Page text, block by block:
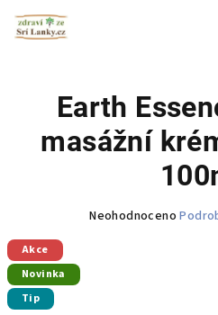
obsah
Earth
masážní
Průměrné
Neohodnoceno
Akce
Novinka
Tip